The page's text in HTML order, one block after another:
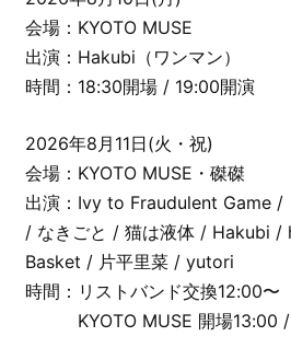
会場：KYOTO MUSE
出演：Hakubi（ワンマン）
時間：18:30開場 / 19:00開演
2026年8月11日(火・祝)
会場：KYOTO MUSE・磔磔
出演：Ivy to Fraudulent Game /
/ なきごと / 猫は液体 / Hakubi /
Basket / 片平里菜 / yutori
時間：リストバンド交換12:00〜
KYOTO MUSE 開場13:00 /